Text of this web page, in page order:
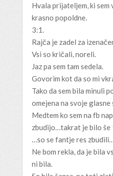
Hvala prijateljem, ki sem
krasno popoldne.
3:1.
Rajča je zadel za
Vsi so kričali, noreli.
Jaz pa sem tam sedela.
Govorim kot da so mi
Tako da sem bila minuli
omejena na svoje
Medtem ko sem na fb
zbudijo…takrat je bilo še
…so se fantje res
Ne bom rekla, da je bila
ni bila.